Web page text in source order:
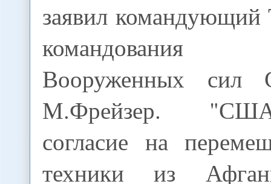
заявил командующий
командования
Вооруженных
М.Фрейзер.
согласие на
техники из